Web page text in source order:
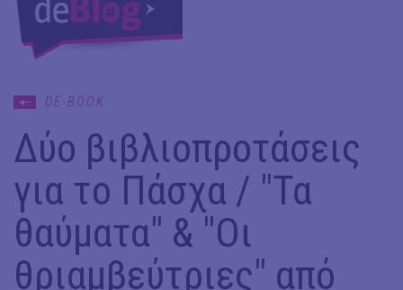
DE-BOOK
Δύο βιβλιοπροτάσεις
για το Πάσχα / "Τα
θαύματα" & "Οι
θριαμβεύτριες" από